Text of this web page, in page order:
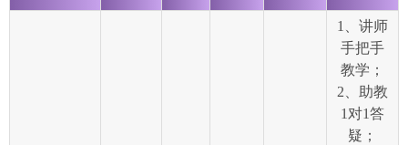
1、讲师
手把手
教学；
2、助教
1对1答
疑；